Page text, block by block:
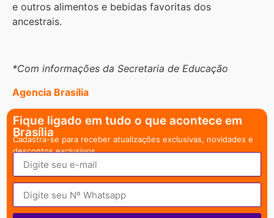
e outros alimentos e bebidas favoritas dos
ancestrais.
*Com informações da Secretaria de Educação
Agencia Brasília
Fique ligado em tudo o que acontece em
Brasília
Cadastra-se para receber atualizações exclusivas, novidades e
descontos exclusivos.